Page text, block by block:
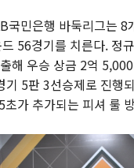
민은행 바둑리그는 8
56경기를 치른다. 정
해 우승 상금 2억
기 5판 3선승제로 진행
가 추가되는 피셔 룰